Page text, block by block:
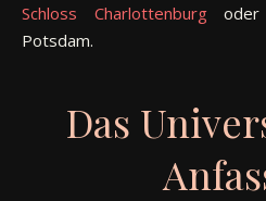
Schloss Charlottenburgoder
Potsdam.
Das